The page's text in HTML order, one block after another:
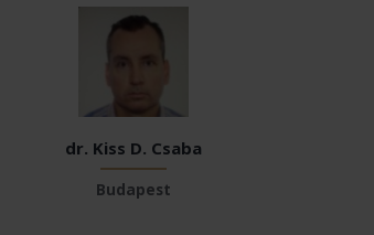
dr. Kiss D. Csaba
Budapest